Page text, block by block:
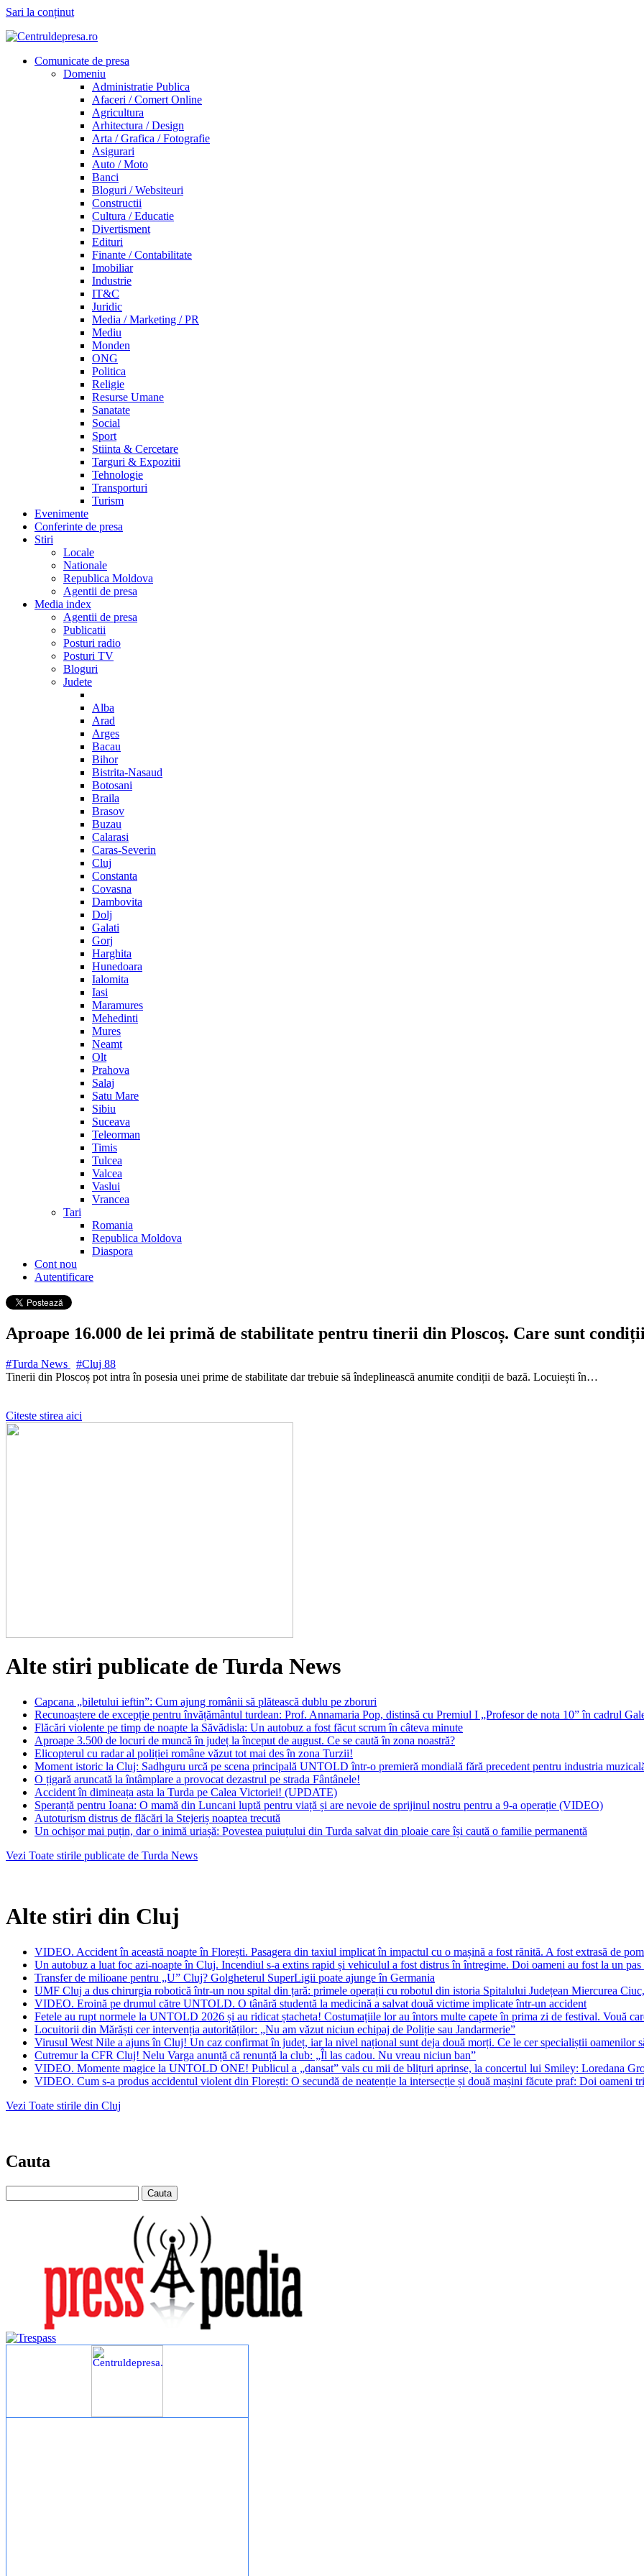
Sari la conținut
Comunicate de presa
Domeniu
Administratie Publica
Afaceri / Comert Online
Agricultura
Arhitectura / Design
Arta / Grafica / Fotografie
Asigurari
Auto / Moto
Banci
Bloguri / Websiteuri
Constructii
Cultura / Educatie
Divertisment
Edituri
Finante / Contabilitate
Imobiliar
Industrie
IT&C
Juridic
Media / Marketing / PR
Mediu
Monden
ONG
Politica
Religie
Resurse Umane
Sanatate
Social
Sport
Stiinta & Cercetare
Targuri & Expozitii
Tehnologie
Transporturi
Turism
Evenimente
Conferinte de presa
Stiri
Locale
Nationale
Republica Moldova
Agentii de presa
Media index
Agentii de presa
Publicatii
Posturi radio
Posturi TV
Bloguri
Judete
Alba
Arad
Arges
Bacau
Bihor
Bistrita-Nasaud
Botosani
Braila
Brasov
Buzau
Calarasi
Caras-Severin
Cluj
Constanta
Covasna
Dambovita
Dolj
Galati
Gorj
Harghita
Hunedoara
Ialomita
Iasi
Maramures
Mehedinti
Mures
Neamt
Olt
Prahova
Salaj
Satu Mare
Sibiu
Suceava
Teleorman
Timis
Tulcea
Valcea
Vaslui
Vrancea
Tari
Romania
Republica Moldova
Diaspora
Cont nou
Autentificare
Aproape 16.000 de lei primă de stabilitate pentru tinerii din Ploscoș. Care sunt
#Turda News #Cluj 88
Tinerii din Ploscoș pot intra în posesia unei prime de stabilitate dar trebuie să îndeplinească anumite condiții de bază. Locuiești în…
Citeste stirea aici
Alte stiri publicate de Turda News
Capcana „biletului ieftin”: Cum ajung românii să plătească dublu pe zboruri
Recunoaștere de excepție pentru învățământul turdean: Prof. Annamaria Pop, distinsă cu Premiul I „Profesor de nota 10” în cadrul
Flăcări violente pe timp de noapte la Săvădisla: Un autobuz a fost făcut scrum în câteva minute
Aproape 3.500 de locuri de muncă în județ la început de august. Ce se caută în zona noastră?
Elicopterul cu radar al poliției române văzut tot mai des în zona Turzii!
Moment istoric la Cluj: Sadhguru urcă pe scena principală UNTOLD într-o premieră mondială fără precedent pentru industria
O țigară aruncată la întâmplare a provocat dezastrul pe strada Fântânele!
Accident în dimineața asta la Turda pe Calea Victoriei! (UPDATE)
Speranță pentru Ioana: O mamă din Luncani luptă pentru viață și are nevoie de sprijinul nostru pentru a 9-a operație (VIDEO)
Autoturism distrus de flăcări la Stejeriș noaptea trecută
Un ochișor mai puțin, dar o inimă uriașă: Povestea puiuțului din Turda salvat din ploaie care își caută o familie permanentă
Vezi Toate stirile publicate de Turda News
Alte stiri din Cluj
VIDEO. Accident în această noapte în Florești. Pasagera din taxiul implicat în impactul cu o mașină a fost rănită. A fost extrasă de
Un autobuz a luat foc azi-noapte în Cluj. Incendiul s-a extins rapid și vehiculul a fost distrus în întregime. Doi oameni au fost la un pas
Transfer de milioane pentru „U” Cluj? Golgheterul SuperLigii poate ajunge în Germania
UMF Cluj a dus chirurgia robotică într-un nou spital din țară: primele operații cu robotul din istoria Spitalului Județean Miercurea
VIDEO. Eroină pe drumul către UNTOLD. O tânără studentă la medicină a salvat două victime implicate într-un accident
Fetele au rupt normele la UNTOLD 2026 și au ridicat ștacheta! Costumațiile lor au întors multe capete în prima zi de festival. Vouă
Locuitorii din Mărăști cer intervenția autorităților: „Nu am văzut niciun echipaj de Poliție sau Jandarmerie”
Virusul West Nile a ajuns în Cluj! Un caz confirmat în județ, iar la nivel național sunt deja două morți. Ce le cer specialiștii oamenilor
Cutremur la CFR Cluj! Nelu Varga anunță că renunță la club: „Îl las cadou. Nu vreau niciun ban”
VIDEO. Momente magice la UNTOLD ONE! Publicul a „dansat” vals cu mii de blițuri aprinse, la concertul lui Smiley: Loredana
VIDEO. Cum s-a produs accidentul violent din Florești: O secundă de neatenție la intersecție și două mașini făcute praf: Doi oameni
Vezi Toate stirile din Cluj
Cauta